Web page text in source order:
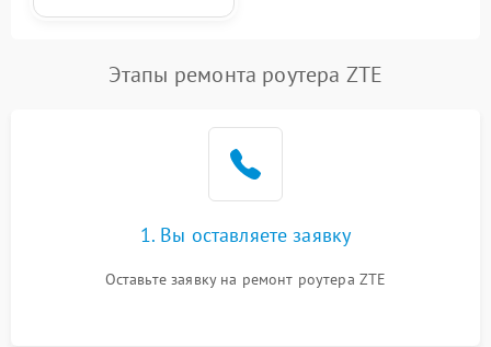
Этапы ремонта роутера ZTE
1. Вы оставляете заявку
Оставьте заявку на ремонт роутера ZTE